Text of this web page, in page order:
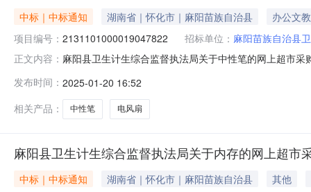
中标｜中标通知 湖南省｜怀化市｜麻阳苗族自治县
办公文教
项目编号： 2131101000019047822 招标单位： 麻阳苗族自治县
正文内容： 麻阳县卫生计生综合监督执法局关于中性笔的网上超市
项目所在行政区划名称:湖南省怀化市麻阳苗族自治县报
发布时间： 2025-01-20 16:52
相关产品：
中性笔 电风扇
麻阳县卫生计生综合监督执法局关于内存的网上超市
中标｜中标通知 湖南省｜怀化市｜麻阳苗族自治县
其他